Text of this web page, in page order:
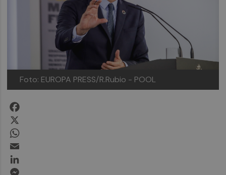
Foto: EUROPA PRESS/R.Rubio - POOL